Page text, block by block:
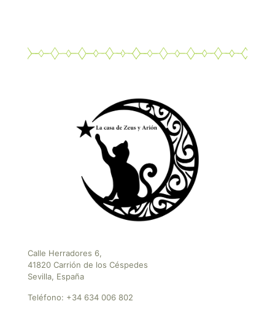
Calle Herradores 6,
41820 Carrión de los Céspedes
Sevilla, España
Teléfono: +34 634 006 802